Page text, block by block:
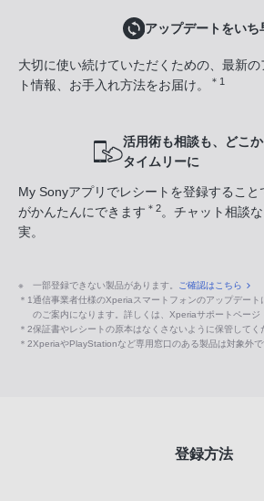
アップデートをいち
大切に使い続けていただくための、最新
ト情報、お手入れ方法をお届け。
＊1
活用術も相談も、どこか
タイムリーに
My Sonyアプリでレシートを登録するこ
がかんたんにできます ＊2。チャット相談
実。
※ 一部登録できない製品があります。 ご確認はこちら
＊1通信事業者仕様のXperiaスマートフォンのアップデート
のご案内になります。詳しくは、Xperiaサポートページ
＊2保証書やレシートの原本はなくさないように保管してく
＊2XperiaやPlayStationなど専用窓口のある製品は対象外で
登録方法